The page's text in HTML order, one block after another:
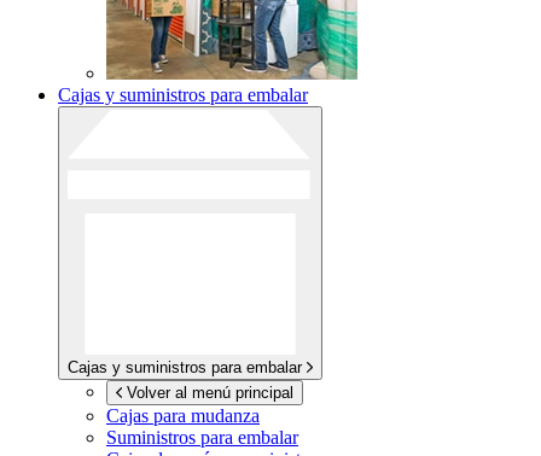
Cajas y suministros para embalar
Cajas y suministros para embalar
Volver al menú principal
Cajas para mudanza
Suministros para embalar